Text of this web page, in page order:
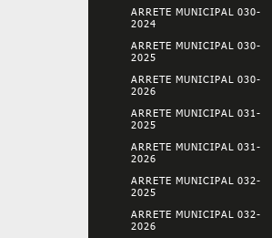
ARRETE MUNICIPAL 030-
2024
ARRETE MUNICIPAL 030-
2025
ARRETE MUNICIPAL 030-
2026
ARRETE MUNICIPAL 031-
2025
ARRETE MUNICIPAL 031-
2026
ARRETE MUNICIPAL 032-
2025
ARRETE MUNICIPAL 032-
2026